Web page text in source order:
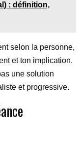
: définition,
selon la personne,
et ton implication.
une solution
et progressive.